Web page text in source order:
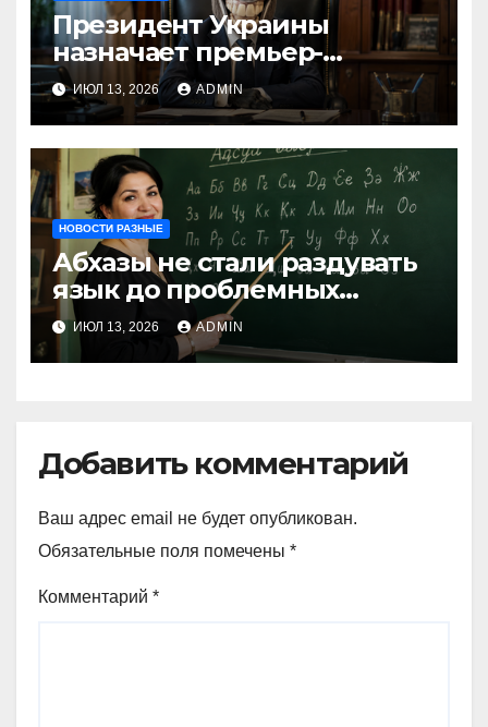
Президент Украины
назначает премьер-
министра послицей
ИЮЛ 13, 2026 ADMIN
НОВОСТИ РАЗНЫЕ
Абхазы не стали раздувать
язык до проблемных
размеров
ИЮЛ 13, 2026 ADMIN
Добавить комментарий
Ваш адрес email не будет опубликован.
Обязательные поля помечены *
Комментарий *